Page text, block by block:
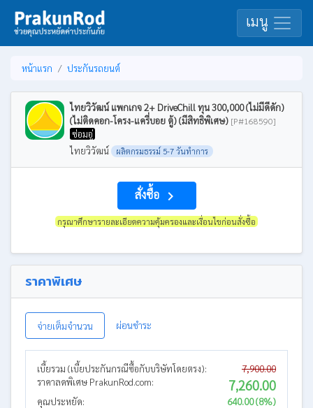
เมนู
หน้าแรก ประกันรถยนต์
ไทยวิวัฒน์ แพกเกจ 2+ DriveChill ทุน 300,000 (ไม่มีดีดัก)
(ไม่ติดคอก-โครง-แครี่บอย ตู้) (มีสิทธิพิเศษ) [P#168590]
ซ่อมอู่
ไทยวิวัฒน์
ผลิตกรมธรรม์ 5-7 วันทำการ
สั่งซื้อ navigate_next
กรุณาศึกษารายละเอียดความคุ้มครองและเงื่อนไขก่อนสั่งซื้อ
ราคาพิเศษ
จ่ายเต็มจำนวน ผ่อนชำระ
เบี้ยรวม (เบี้ยประกันกรณีซื้อกับบริษัทโดยตรง):
7,900.00
ราคาลดพิเศษ PrakunRod.com:
7,260.00
คุณประหยัด:
640.00 (8%)